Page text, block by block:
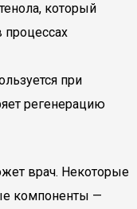
который
процессах
при
регенерацию
врач. Некоторые
компоненты —